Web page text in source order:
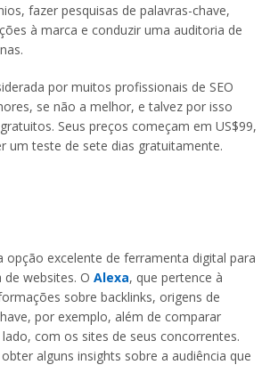
fazer pesquisas de palavras-chave,
à marca e conduzir uma auditoria de
por muitos profissionais de SEO
se não a melhor, e talvez por isso
Seus preços começam em US$99,
um teste de sete dias gratuitamente.
opção excelente de ferramenta digital para
de websites. O Alexa, que pertence à
sobre backlinks, origens de
por exemplo, além de comparar
com os sites de seus concorrentes.
alguns insights sobre a audiência que